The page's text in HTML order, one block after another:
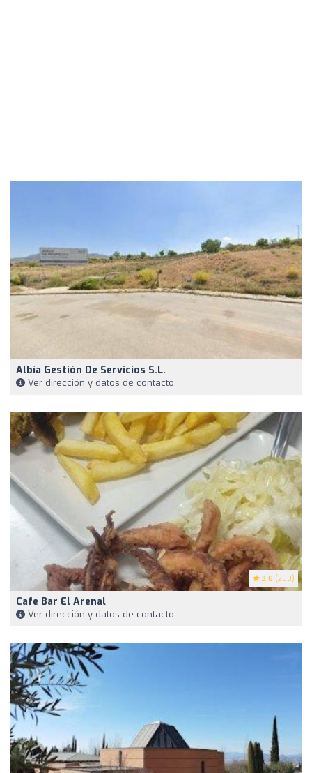
Albía Gestión De Servicios S.L.
Ver dirección y datos de contacto
3.6 (208)
Cafe Bar El Arenal
Ver dirección y datos de contacto